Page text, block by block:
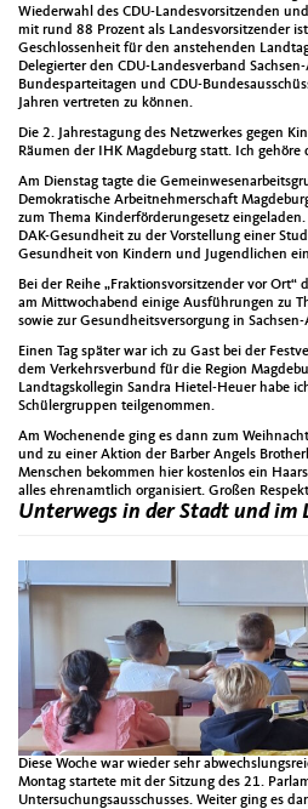
Wiederwahl des CDU-Landesvorsitzenden
mit rund 88 Prozent als Landesvorsitzender
Geschlossenheit für den anstehenden
Delegierter den CDU-Landesverband
Bundesparteitagen und CDU-
Jahren vertreten zu können.
Die 2. Jahrestagung des Netzwerkes gegen
Räumen der IHK Magdeburg statt. Ich gehöre
Am Dienstag tagte die
Demokratische Arbeitnehmerschaft
zum Thema Kinderförderungesetz
DAK-Gesundheit zu der Vorstellung einer
Gesundheit von Kindern und Jugendlichen
Bei der Reihe „Fraktionsvorsitzender vor Ort“
am Mittwochabend einige Ausführungen zu
sowie zur Gesundheitsversorgung in
Einen Tag später war ich zu Gast bei der
dem Verkehrsverbund für die Region
Landtagskollegin Sandra Hietel-Heuer habe
Schülergruppen teilgenommen.
Am Wochenende ging es dann zum
und zu einer Aktion der Barber Angels
Menschen bekommen hier kostenlos ein
alles ehrenamtlich organisiert. Großen
Unterwegs in der Stadt und im
Diese Woche war wieder sehr
Montag startete mit der Sitzung des 21.
Untersuchungsausschusses. Weiter ging es